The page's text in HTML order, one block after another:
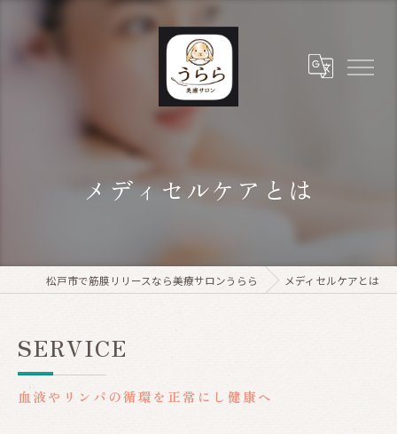
メディセルケアとは
松戸市で筋膜リリースなら美療サロンうらら メディセルケアとは
SERVICE
血液やリンパの循環を正常にし健康へ